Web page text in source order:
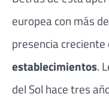
europea con más de
presencia
establecimientos.
del Sol hace tres